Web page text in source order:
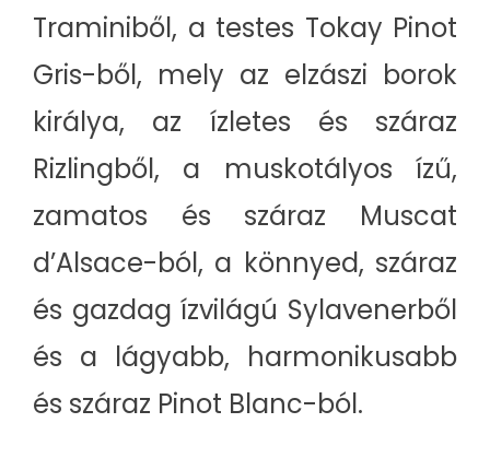
Traminiből, a testes Tokay Pinot
Gris-ből, mely az elzászi borok
királya, az ízletes és száraz
Rizlingből, a muskotályos ízű,
zamatos és száraz Muscat
d’Alsace-ból, a könnyed, száraz
és gazdag ízvilágú Sylavenerből
és a lágyabb, harmonikusabb
és száraz Pinot Blanc-ból.